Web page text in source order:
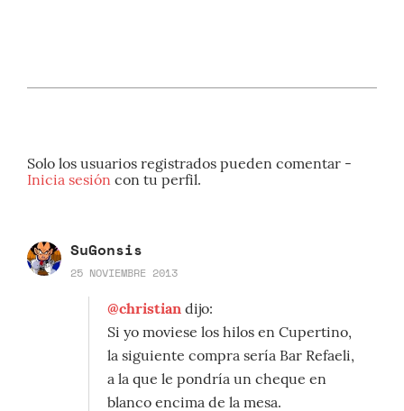
Solo los usuarios registrados pueden comentar -
Inicia sesión con tu perfil.
SuGonsis
25 NOVIEMBRE 2013
@christian dijo:
Si yo moviese los hilos en Cupertino,
la siguiente compra sería Bar Refaeli,
a la que le pondría un cheque en
blanco encima de la mesa.